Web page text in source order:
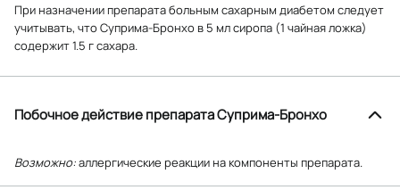
При назначении препарата больным сахарным диабетом следует
учитывать, что Суприма-Бронхо в 5 мл сиропа (1 чайная ложка)
содержит 1.5 г сахара.
Побочное действие препарата Суприма-Бронхо
Возможно:аллергические реакции на компоненты препарата.